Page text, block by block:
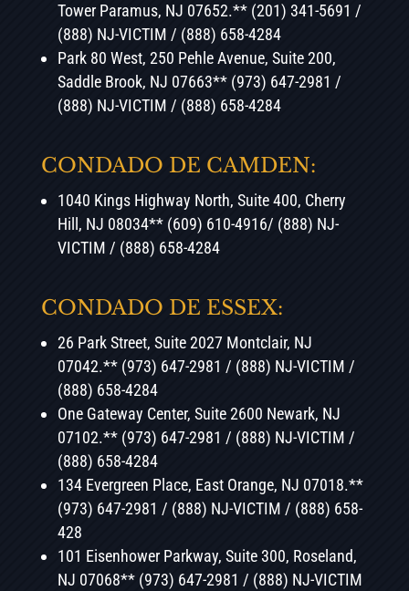
Tower Paramus, NJ 07652.** (201) 341-5691 /
(888) NJ-VICTIM / (888) 658-4284
Park 80 West, 250 Pehle Avenue, Suite 200,
Saddle Brook, NJ 07663** (973) 647-2981 /
(888) NJ-VICTIM / (888) 658-4284
CONDADO DE CAMDEN:
1040 Kings Highway North, Suite 400, Cherry
Hill, NJ 08034** (609) 610-4916/ (888) NJ-
VICTIM / (888) 658-4284
CONDADO DE ESSEX:
26 Park Street, Suite 2027 Montclair, NJ
07042.** (973) 647-2981 / (888) NJ-VICTIM /
(888) 658-4284
One Gateway Center, Suite 2600 Newark, NJ
07102.** (973) 647-2981 / (888) NJ-VICTIM /
(888) 658-4284
134 Evergreen Place, East Orange, NJ 07018.**
(973) 647-2981 / (888) NJ-VICTIM / (888) 658-
428
101 Eisenhower Parkway, Suite 300, Roseland,
NJ 07068** (973) 647-2981 / (888) NJ-VICTIM